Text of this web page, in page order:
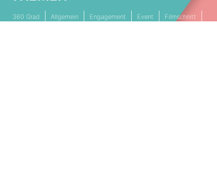
360 Grad Allgemein Engagement Event
Filmschnitt